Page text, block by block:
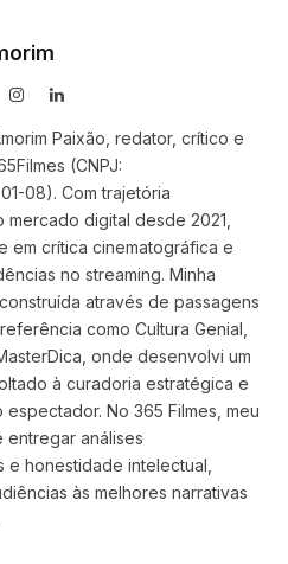
InstagramLinkedIn
Paixão, redator, crítico e
(CNPJ:
08). Com trajetória
mercado digital desde 2021,
em crítica cinematográfica e
no streaming. Minha
através de passagens
como Cultura Genial,
onde desenvolvi um
à curadoria estratégica e
No 365 Filmes, meu
entregar análises
e honestidade intelectual,
às melhores narrativas